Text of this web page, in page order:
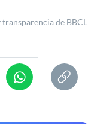
transparencia de BBCL